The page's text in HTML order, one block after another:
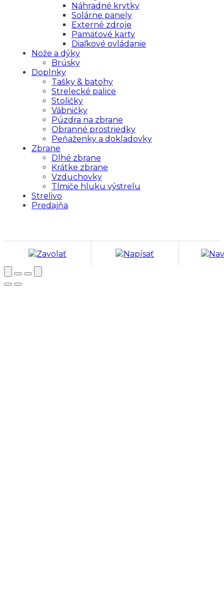
Náhradné krytky
Solárne panely
Externé zdroje
Pamäťové karty
Diaľkové ovládanie
Nože a dýky
Brúsky
Doplnky
Tašky & batohy
Strelecké palice
Stoličky
Vábničky
Púzdra na zbrane
Obranné prostriedky
Peňaženky a dokladovky
Zbrane
Dlhé zbrane
Krátke zbrane
Vzduchovky
Tlmiče hluku výstrelu
Strelivo
Predajňa
Zavolať Napísať